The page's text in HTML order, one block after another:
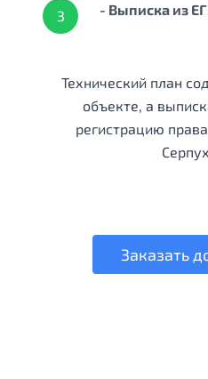
3 - Выписка из
Технический план
объекте, а
регистрацию
Заказать